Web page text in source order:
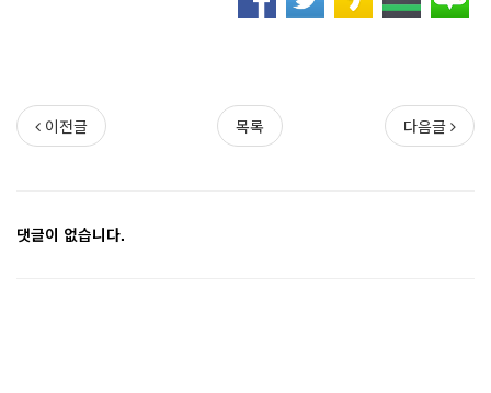
이전글 목록 다음글
댓글이 없습니다.